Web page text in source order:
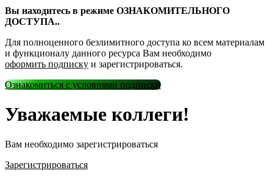
Вы находитесь в режиме ОЗНАКОМИТЕЛЬНОГО
ДОСТУПА..
Для полноценного безлимитного доступа ко всем материалам
и функционалу данного ресурса Вам необходимо
оформить подписку и зарегистрироваться.
Ознакомиться с условиями подписки
Уважаемые коллеги!
Вам необходимо зарегистрироваться
Зарегистрироваться